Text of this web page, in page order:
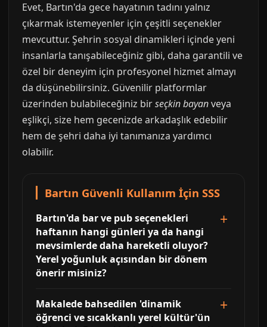
Evet, Bartın'da gece hayatının tadını yalnız
çıkarmak istemeyenler için çeşitli seçenekler
mevcuttur. Şehrin sosyal dinamikleri içinde yeni
insanlarla tanışabileceğiniz gibi, daha garantili ve
özel bir deneyim için profesyonel hizmet almayı
da düşünebilirsiniz. Güvenilir platformlar
üzerinden bulabileceğiniz birseçkin bayanveya
eşlikçi, size hem gecenizde arkadaşlık edebilir
hem de şehri daha iyi tanımanıza yardımcı
olabilir.
Bartın Güvenli Kullanım İçin SSS
Bartın'da bar ve pub seçenekleri
haftanın hangi günleri ya da hangi
mevsimlerde daha hareketli oluyor?
Yerel yoğunluk açısından bir dönem
önerir misiniz?
Makalede bahsedilen 'dinamik
öğrenci ve sıcakkanlı yerel kültür'ün